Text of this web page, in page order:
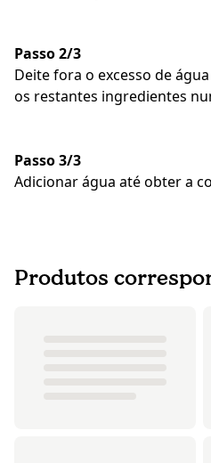
Passo 2/3
Deite fora o excesso de
os restantes ingredientes
Passo 3/3
Adicionar água até obter a
Produtos